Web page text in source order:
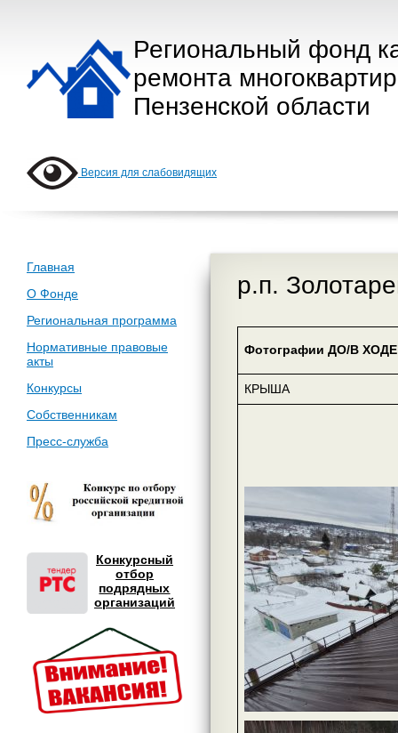
Региональный фонд
ремонта
Пензенской области
Версия для слабовидящих
Главная
О Фонде
Региональная программа
Нормативные правовые
акты
Конкурсы
Собственникам
Пресс-служба
Конкурсный
отбор
подрядных
организаций
р.п.
Фотографии ДО/В ХОДЕ
КРЫША